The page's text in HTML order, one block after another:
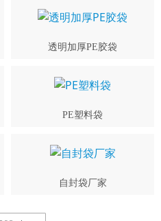
透明加厚PE胶袋
PE塑料袋
自封袋厂家